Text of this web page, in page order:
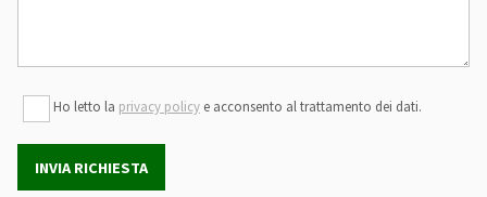
Ho letto la privacy policy e acconsento al trattamento dei dati.
INVIA RICHIESTA